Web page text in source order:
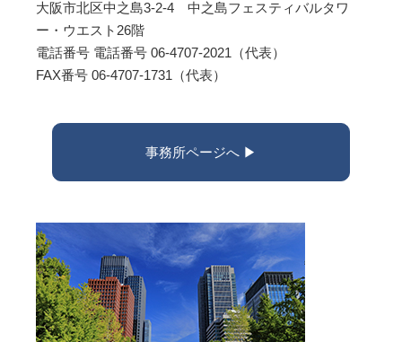
大阪市北区中之島3-2-4 中之島フェスティバルタワ
ー・ウエスト26階
電話番号 電話番号 06-4707-2021（代表）
FAX番号 06-4707-1731（代表）
事務所ページへ ▶︎